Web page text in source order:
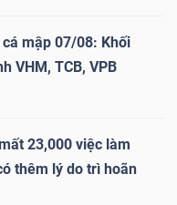
mập 07/08: Khối
VHM, TCB, VPB
23,000 việc làm
thêm lý do trì hoãn